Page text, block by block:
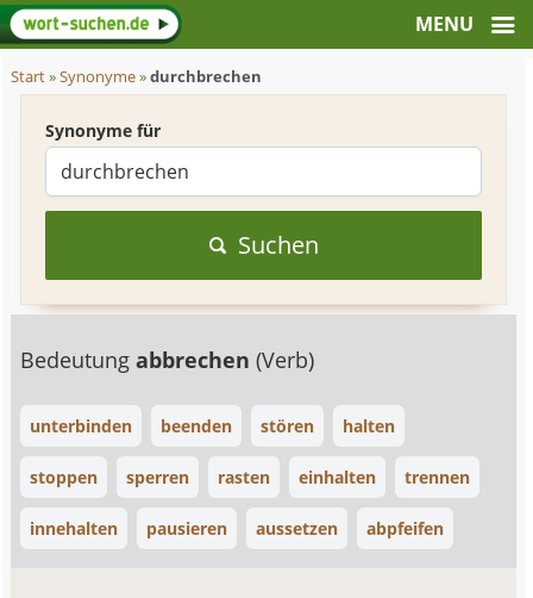
Start»Synonyme»durchbrechen
Synonyme für
Suchen
Bedeutungabbrechen(Verb)
unterbinden beenden stören halten
stoppen sperren rasten einhalten trennen
innehalten pausieren aussetzen abpfeifen